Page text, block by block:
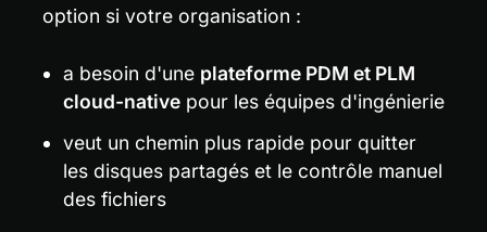
option si votre organisation :
a besoin d'une plateforme PDM et PLM
cloud-native pour les équipes d'ingénierie
veut un chemin plus rapide pour quitter
les disques partagés et le contrôle manuel
des fichiers